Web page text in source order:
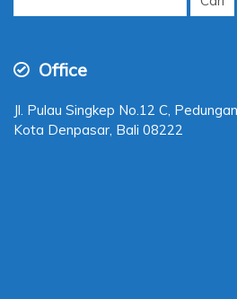
Office
Jl. Pulau Singkep No.12 C,
Kota Denpasar, Bali 08222